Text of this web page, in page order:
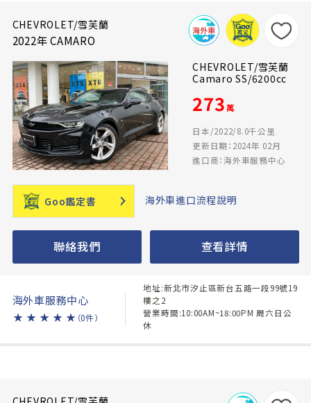
CHEVROLET/雪芙蘭
2022年 CAMARO
CHEVROLET/雪芙蘭
Camaro SS/6200cc
273萬
日本/2022/8.0千公里
更新日期：2024年 02月
進口商：海外車服務中心
Goo鑑定書 海外車進口流程說明
聯絡我們 查看詳情
海外車服務中心
★ ★ ★ ★ ★ （0件）
地址:新北市汐止區新台五路一段99號19
樓之2
營業時間:10:00AM~18:00PM 周六日公
休